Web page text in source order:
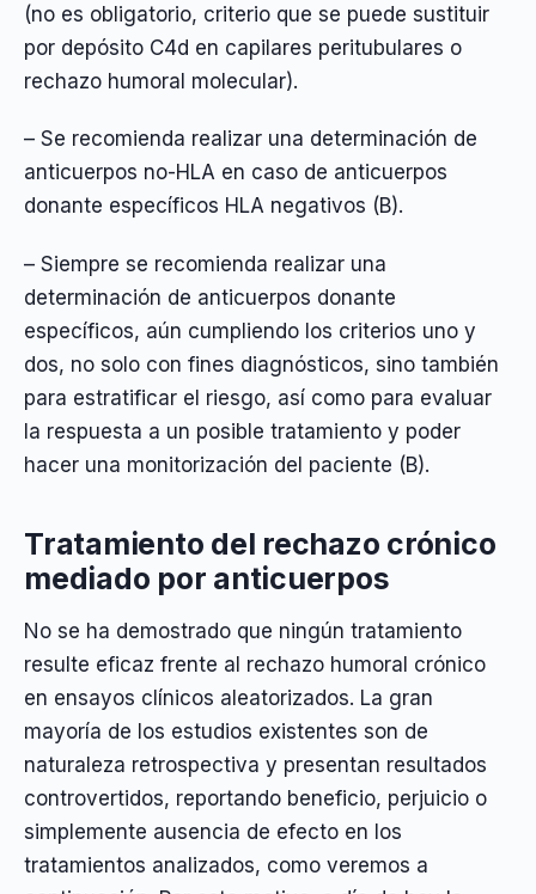
(no es obligatorio, criterio que se puede sustituir
por depósito C4d en capilares peritubulares o
rechazo humoral molecular).
– Se recomienda realizar una determinación de
anticuerpos no-HLA en caso de anticuerpos
donante específicos HLA negativos (B).
– Siempre se recomienda realizar una
determinación de anticuerpos donante
específicos, aún cumpliendo los criterios uno y
dos, no solo con fines diagnósticos, sino también
para estratificar el riesgo, así como para evaluar
la respuesta a un posible tratamiento y poder
hacer una monitorización del paciente (B).
Tratamiento del rechazo crónico
mediado por anticuerpos
No se ha demostrado que ningún tratamiento
resulte eficaz frente al rechazo humoral crónico
en ensayos clínicos aleatorizados. La gran
mayoría de los estudios existentes son de
naturaleza retrospectiva y presentan resultados
controvertidos, reportando beneficio, perjuicio o
simplemente ausencia de efecto en los
tratamientos analizados, como veremos a